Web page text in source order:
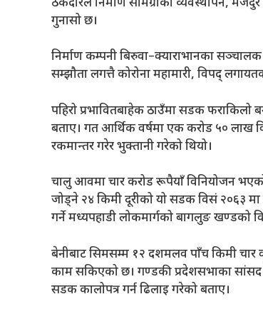
ठेकेदारले निर्माण सामग्रीको व्यवस्थापन,
गुनासो छ।
निर्माण कम्पनी बिरुवा–क्याराभानका
सम्झौता लगत्तै कोरोना महामारी, विपद्
पहिरो प्रभावितबाहेक ठाउँमा सडक फराकिलो
बताए। गत आर्थिक वर्षमा एक करोड ५० लाख
रकमान्तर गरेर भुक्तानी गरेको थियो।
चालु आवमा चार करोड रूपैयाँ विनियोजन
जोड्ने २४ किमी दूरीको यो सडक विसं २०६३ मा
गर्ने मध्यपहाडी लोकमार्गको बागलुङ खण्डको
बेनीबाट सिमसम्म १२ दशमलव पाँच किमी चार
काम सकिएको छ। गण्डकी प्रदेशसभाका सांसद
सडक कालोपत्र गर्न ढिलाइ गरेको बताए।